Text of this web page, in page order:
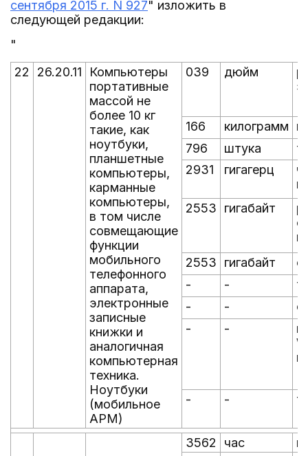
сентября 2015 г. N 927" изложить в
следующей редакции:
"
22
26.20.11
Компьютеры
портативные
массой не
более 10 кг
такие, как
ноутбуки,
планшетные
компьютеры,
карманные
компьютеры,
в том числе
совмещающие
функции
мобильного
телефонного
аппарата,
электронные
записные
книжки и
аналогичная
компьютерная
техника.
Ноутбуки
(мобильное
АРМ)
039 дюйм
166 килограмм
796
штука
2931
гигагерц
2553
гигабайт
2553
гигабайт
-
-
-
-
-
-
-
-
3562 час